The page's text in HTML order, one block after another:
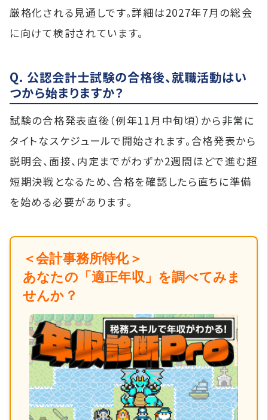
厳格化される見通しです。詳細は2027年7月の総会
に向けて検討されています。
Q. 公認会計士試験の合格後、就職活動はい
つから始まりますか？
試験の合格発表直後（例年11月中旬頃）から非常に
タイトなスケジュールで開始されます。合格発表から
説明会、面接、内定までがわずか2週間ほどで進む超
短期決戦となるため、合格を確認したら直ちに準備
を始める必要があります。
＜会計事務所特化＞
あなたの「適正年収」を調べてみま
せんか？